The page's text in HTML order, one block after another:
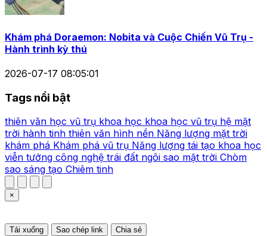
Khám phá Doraemon: Nobita và Cuộc Chiến Vũ Trụ -
Hành trình kỳ thú
2026-07-17 08:05:01
Tags nổi bật
thiên văn học vũ trụ khoa học khoa học vũ trụ hệ mặt
trời hành tinh thiên văn hình nền Năng lượng mặt trời
khám phá Khám phá vũ trụ Năng lượng tái tạo khoa học
viễn tưởng công nghệ trái đất ngôi sao mặt trời Chòm
sao sáng tạo Chiêm tinh
×
Tải xuống Sao chép link Chia sẻ